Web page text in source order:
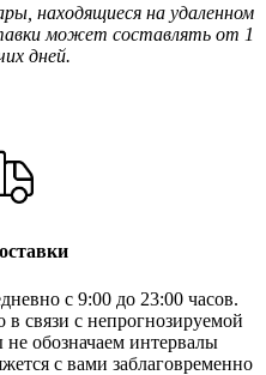
находящиеся на удаленном
может составлять от 1
дней.
с 9:00 до 23:00 часов.
связи с непрогнозируемой
обозначаем интервалы
с вами заблаговременно